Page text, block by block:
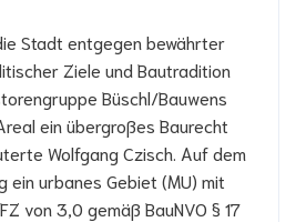
Stadt entgegen bewährter
Ziele und Bautradition
Büschl/Bauwens
ein übergroßes Baurecht
Wolfgang Czisch. Auf dem
ein urbanes Gebiet (MU) mit
von 3,0 gemäß BauNVO § 17